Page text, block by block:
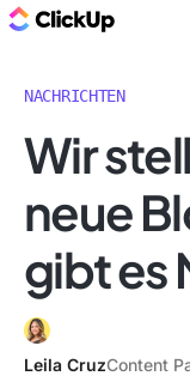
NACHRICHTEN
Wir
neue
gibt es
Leila CruzContent